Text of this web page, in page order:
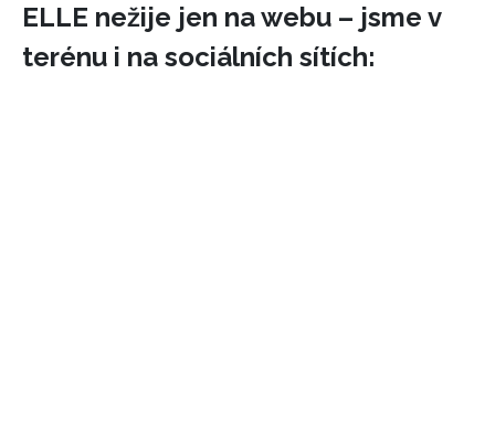
ELLE nežije jen na webu – jsme v
terénu i na sociálních sítích: